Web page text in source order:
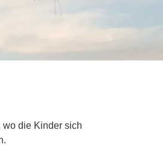
die Kinder sich